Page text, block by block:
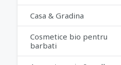
Casa & Gradina
Cosmetice bio pentru
barbati